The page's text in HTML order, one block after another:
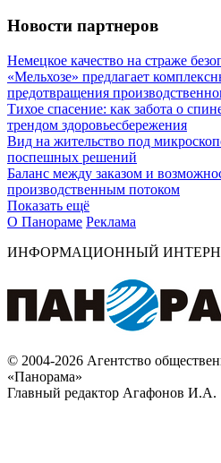
Новости партнеров
Немецкое качество на страже
«Мельхозе» предлагает
предотвращения
Тихое спасение: как забота о
трендом здоровьесбережения
Вид на жительство под
поспешных решений
Баланс между заказом и
производственным потоком
Показать ещё
О Панораме Реклама
ИНФОРМАЦИОННЫЙ
© 2004-2026 Агентство
«Панорама»
Главный редактор Агафонов И.А.